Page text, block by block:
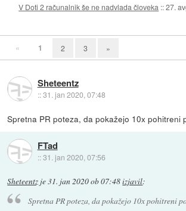
V Doti 2 računalnik še ne nadvlada človeka ::27.
« 1 2 3 »
Sheteentz
::31. jan 2020, 07:48
Spretna PR poteza, da pokažejo 10x pohitreni
FTad
::31. jan 2020, 07:56
Sheteentz je31. jan 2020 ob 07:48izjavil:
Spretna PR poteza, da pokažejo 10x pohitreni